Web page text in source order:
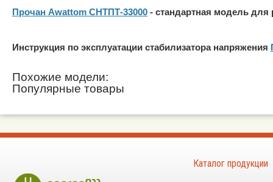
Прочан Awattom СНТПТ-33000 - стандартная модель для
Инструкция по эксплуатации стабилизатора напряжения
Похожие модели:
Популярные товары
Каталог продукции